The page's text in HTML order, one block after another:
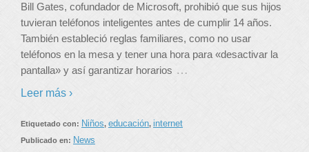
Bill Gates, cofundador de Microsoft, prohibió que sus hijos
tuvieran teléfonos inteligentes antes de cumplir 14 años.
También estableció reglas familiares, como no usar
teléfonos en la mesa y tener una hora para «desactivar la
pantalla» y así garantizar horarios …
Leer más ›
Etiquetado con: Niños, educación, internet
Publicado en: News